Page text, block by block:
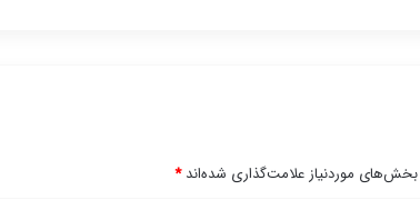
بخش‌های موردنیاز علامت‌گذاری شده‌اند*